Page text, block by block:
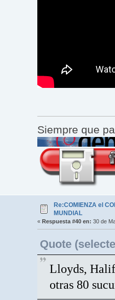
Siempre que
Re:COMIENZA el
MUNDIAL
« Respuesta #40 en: 30 de
Quote
Lloyds,
otras 80